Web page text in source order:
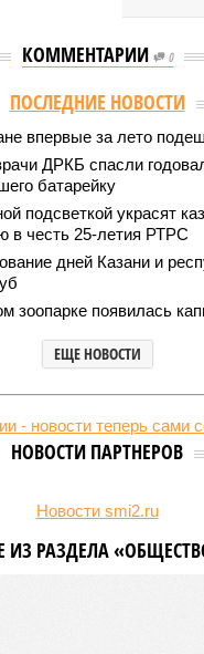
КОММЕНТАРИИ 0
нацелился на
на экспорт улиток в
рынка
на экспорт улиток в Китай